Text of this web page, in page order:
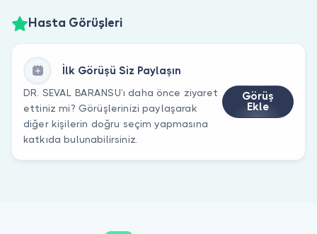
Hasta Görüşleri
İlk Görüşü Siz Paylaşın
DR. SEVAL BARANSU’ı daha önce ziyaret
ettiniz mi? Görüşlerinizi paylaşarak
diğer kişilerin doğru seçim yapmasına
katkıda bulunabilirsiniz.
Görüş
Ekle